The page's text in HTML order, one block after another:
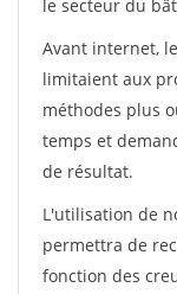
le secteur du
Avant internet,
limitaient aux
méthodes plus
temps et
de résultat.
L'utilisation de
permettra de
fonction des